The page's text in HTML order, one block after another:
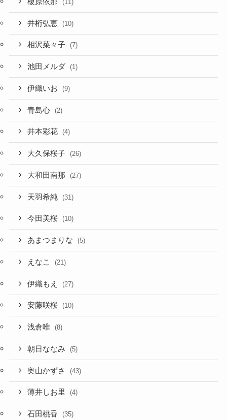
(11)
井桁弘恵 (10)
相沢菜々子 (7)
池田メルダ (1)
伊織いお (9)
青島心 (2)
井本彩花 (4)
大久保桜子 (26)
大和田南那 (27)
天羽希純 (31)
今田美桜 (10)
あまつまりな (5)
えなこ (21)
伊織もえ (27)
安藤咲桜 (10)
浅倉唯 (8)
朝日ななみ (5)
奥山かずさ (43)
薄井しお里 (4)
石田桃香 (35)